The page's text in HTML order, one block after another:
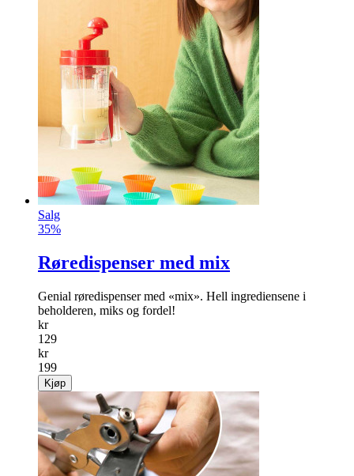
Salg
35%
Røredispenser med mix
Genial røredispenser med «mix». Hell ingrediensene i
beholderen, miks og fordel!
kr
129
kr
199
Kjøp